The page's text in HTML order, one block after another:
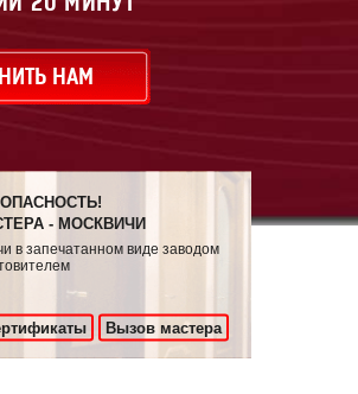
НАМ
- МОСКВИЧИ
в запечатанном виде заводом
Вызов мастера